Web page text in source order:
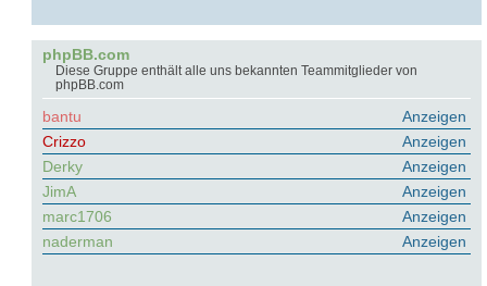
phpBB.com
Diese Gruppe enthält alle uns bekannten Teammitglieder von
phpBB.com
Anzeigen
bantu
Anzeigen
Crizzo
Anzeigen
Derky
Anzeigen
JimA
Anzeigen
marc1706
Anzeigen
naderman